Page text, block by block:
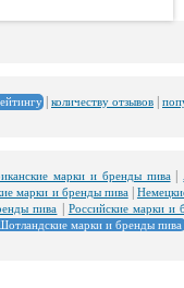
| количеству отзывов
марки и бренды пива|
марки и бренды пива|
пива Российские марки и
марки и бренды пива